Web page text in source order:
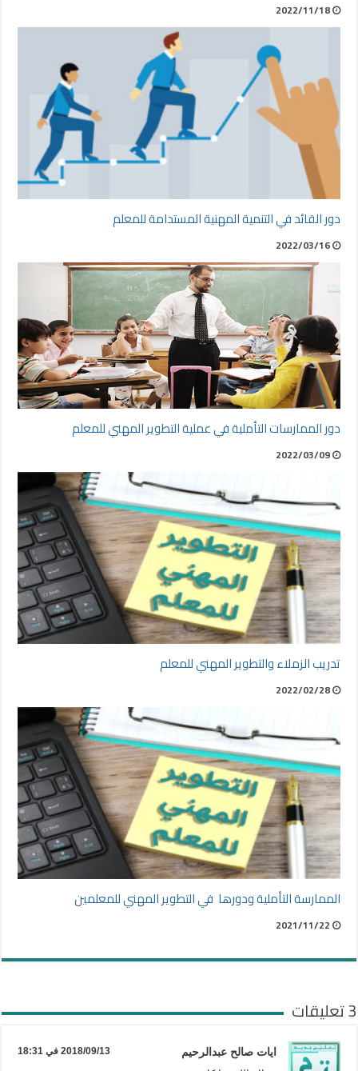
2022/11/18
دور القائد في التنمية المهنية المستدامة للمعلم
2022/03/16
دور الممارسات التأملية في عملية التطوير المهني للمعلم
2022/03/09
تدريب الزملاء والتطوير المهني للمعلم
2022/02/28
الممارسة التأملية ودورها في التطوير المهني للمعلمين
2021/11/22
3 تعليقات
ايات صالح عبدالرحيم 2018/09/13 في 18:31